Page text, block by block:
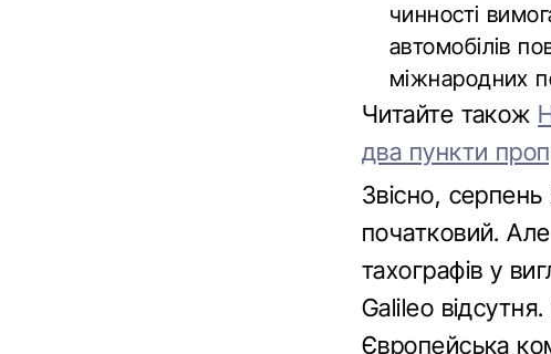
чинності
автомобілів
міжнародних
Читайте також
два пункти
Звісно,
початковий.
тахографів у
Galileo
Європейська